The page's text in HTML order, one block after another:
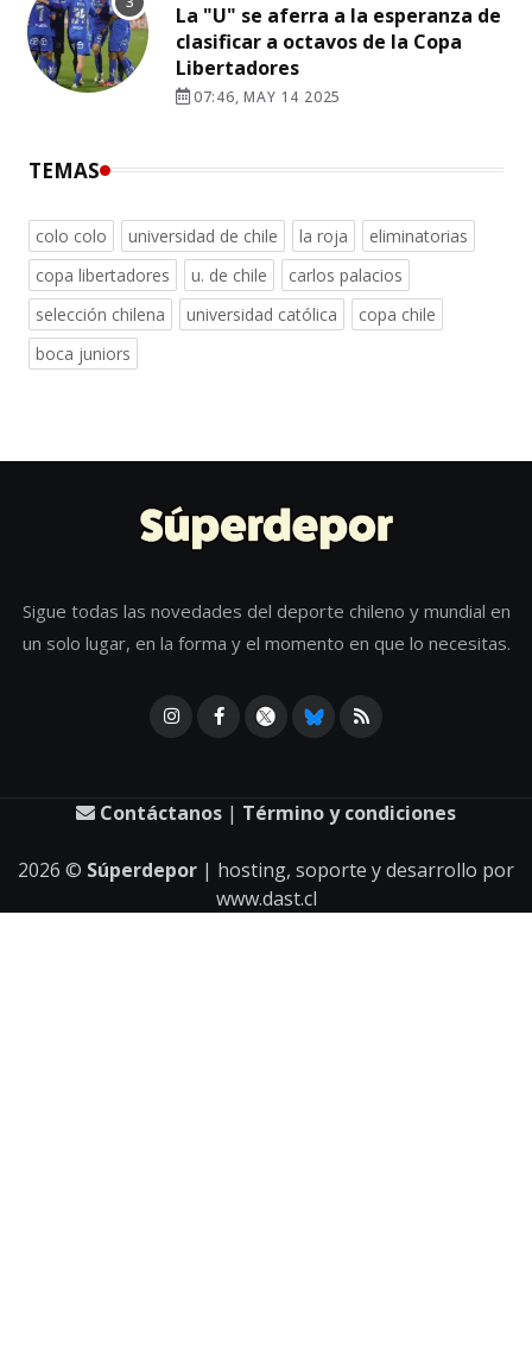
La "U" se aferra a la esperanza de
clasificar a octavos de la Copa
Libertadores
07:46, MAY 14 2025
TEMAS
colo colo universidad de chile la roja
eliminatorias
copa libertadores
u. de chile
carlos palacios
selección chilena
universidad católica
copa chile
boca juniors
Sigue todas las novedades del deporte chileno y mundial en
un solo lugar, en la forma y el momento en que lo necesitas.
Contáctanos | Término y condiciones
2026 © Súperdepor | hosting, soporte y desarrollo por
www.dast.cl